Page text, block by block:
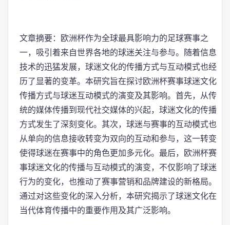
文章摘要：欧洲杯作为全球最具影响力的足球赛事之
一，吸引着来自世界各地的球迷关注与参与。随着信息
技术的迅猛发展，球迷文化的传播方式与互动模式也经
历了显著的变革。本研究旨在探讨欧洲杯赛事球迷文化
传播方式与球迷互动模式的演变及其影响。首先，从传
统的媒体传播到现代社交媒体的兴起，球迷文化的传播
方式发生了深刻变化。其次，球迷与赛事的互动模式也
从单向的信息接收转变为双向的互动和参与，这一转变
使得球迷在赛事中的角色更加多元化。最后，欧洲杯赛
事球迷文化的传播与互动模式的演变，不仅影响了球迷
行为的变化，也推动了赛事营销和品牌建设的新格局。
通过对这些变化的深入分析，本研究揭示了球迷文化在
当代体育传播中的重要作用及其广泛影响。